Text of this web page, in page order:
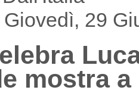
29
mostra